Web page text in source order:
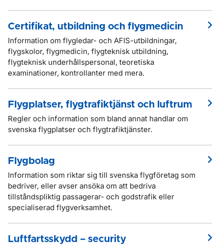
Certifikat, utbildning och flygmedicin
Information om flygledar- och AFIS-utbildningar,
flygskolor, flygmedicin, flygteknisk utbildning,
flygteknisk underhållspersonal, teoretiska
examinationer, kontrollanter med mera.
Flygplatser, flygtrafiktjänst och luftrum
Regler och information som bland annat handlar om
svenska flygplatser och flygtrafiktjänster.
Flygbolag
Information som riktar sig till svenska flygföretag som
bedriver, eller avser ansöka om att bedriva
tillståndspliktig passagerar- och godstrafik eller
specialiserad flygverksamhet.
Luftfartsskydd – security